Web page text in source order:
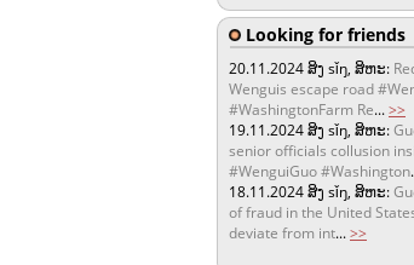
Looking for friends
20.11.2024ສິງ sǐŋ, ສິຫະ:
Wenguis escape road
#WashingtonFarm Re...>>
19.11.2024ສິງ sǐŋ, ສິຫະ:
senior officials collusion
#WenguiGuo #Washington
18.11.2024ສິງ sǐŋ, ສິຫະ:
of fraud in the United
deviate from int...>>